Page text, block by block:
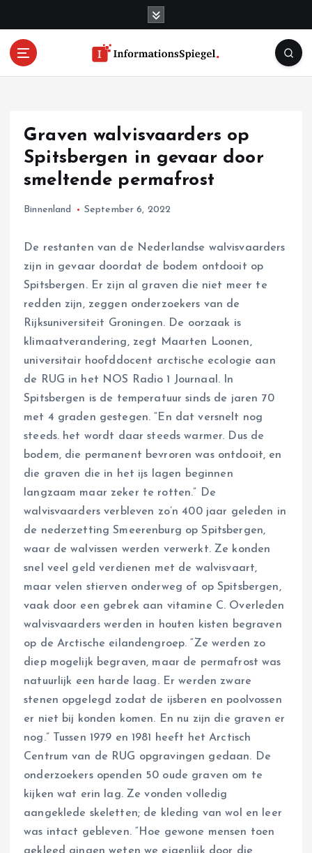
Graven walvisvaarders op
Spitsbergen in gevaar door
smeltende permafrost
Binnenland September 6, 2022
De restanten van de Nederlandse walvisvaarders
zijn in gevaar doordat de bodem ontdooit op
Spitsbergen. Er zijn al graven die niet meer te
redden zijn, zeggen onderzoekers van de
Rijksuniversiteit Groningen. De oorzaak is
klimaatverandering, zegt Maarten Loonen,
universitair hoofddocent arctische ecologie aan
de RUG in het NOS Radio 1 Journaal. In
Spitsbergen is de temperatuur sinds de jaren 70
met 4 graden gestegen. “En dat versnelt nog
steeds. het wordt daar steeds warmer. Dus de
bodem, die permanent bevroren was ontdooit, en
die graven die in het ijs lagen beginnen
langzaam maar zeker te rotten.” De
walvisvaarders verbleven zo’n 400 jaar geleden in
de nederzetting Smeerenburg op Spitsbergen,
waar de walvissen werden verwerkt. Ze konden
snel veel geld verdienen met de walvisvaart,
maar velen stierven onderweg of op Spitsbergen,
vaak door een gebrek aan vitamine C. Overleden
walvisvaarders werden in houten kisten begraven
op de Arctische eilandengroep. “Ze werden zo
diep mogelijk begraven, maar de permafrost was
natuurlijk een harde laag. Er werden zware
stenen opgelegd zodat de ijsberen en poolvossen
er niet bij konden komen. En nu zijn die graven er
nog.” Tussen 1979 en 1981 heeft het Arctisch
Centrum van de RUG opgravingen gedaan. De
onderzoekers openden 50 oude graven om te
kijken wat erin lag. Ze vonden volledig
aangeklede skeletten; de kleding van wol en leer
was intact gebleven. “Hoe gewone mensen toen